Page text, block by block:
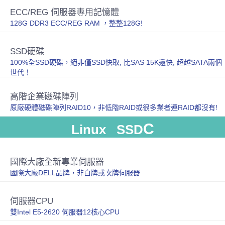
ECC/REG 伺服器專用記憶體
128G DDR3 ECC/REG RAM ，整整128G!
SSD硬碟
100%全SSD硬碟，絕非僅SSD快取, 比SAS 15K還快, 超越SATA兩個
世代！
高階企業磁碟陣列
原廠硬體磁碟陣列RAID10，非低階RAID或很多業者連RAID都沒有!
Linux SSDC
國際大廠全新專業伺服器
國際大廠DELL品牌，非白牌或次牌伺服器
伺服器CPU
雙Intel E5-2620 伺服器12核心CPU